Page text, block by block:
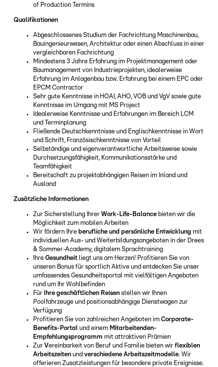
of Production Termins
Qualifikationen
Abgeschlossenes Studium der Fachrichtung Maschinenbau,
Bauingenieurwesen, Architektur oder einen Abschluss in einer
vergleichbaren Fachrichtung
Mindestens 3 Jahre Erfahrung im Projektmanagement oder
Baumanagement von Industrieprojekten, idealerweise
Erfahrung im Anlagenbau bzw. Erfahrung bei einem EPC oder
EPCM Contractor
Sehr gute Kenntnisse in HOAI, AHO, VOB und VgV sowie gute
Kenntnisse im Umgang mit MS Project
Idealerweise Kenntnisse und Erfahrungen im Bereich LCM
und Terminplanung
Fließende Deutschkenntnisse und Englischkenntnisse in Wort
und Schrift, Französischkenntnisse von Vorteil
Selbständige und eigenverantwortliche Arbeitsweise sowie
Durchsetzungsfähigkeit, Kommunikationsstärke und
Teamfähigkeit
Bereitschaft zu projektabhängigen Reisen im Inland und
Ausland
Zusätzliche Informationen
Zur Sicherstellung Ihrer Work-Life-Balance bieten wir die
Möglichkeit zum mobilen Arbeiten
Wir fördern Ihre berufliche und persönliche Entwicklung mit
individuellen Aus- und Weiterbildungsangeboten in der Drees
& Sommer-Academy, digitalem Sprachtraining
Ihre Gesundheit liegt uns am Herzen! Profitieren Sie von
unseren Bonus für sportlich Aktive und entdecken Sie unser
umfassendes Gesundheitsportal mit vielfältigen Angeboten
rund um Ihr Wohlbefinden
Für
Ihre geschäftlichen Reisen stellen wir Ihnen
Poolfahrzeuge und positionsabhängige Dienstwagen zur
Verfügung
Profitieren Sie von zahlreichen Angeboten im Corporate-
Benefits-Portal und einem Mitarbeitenden-
Empfehlungsprogramm mit attraktiven Prämien
Zur Vereinbarkeit von Beruf und Familie bieten wir flexiblen
Arbeitszeiten und verschiedene Arbeitszeitmodelle. Wir
offerieren Zusatzleistungen für besondere private Ereignisse.